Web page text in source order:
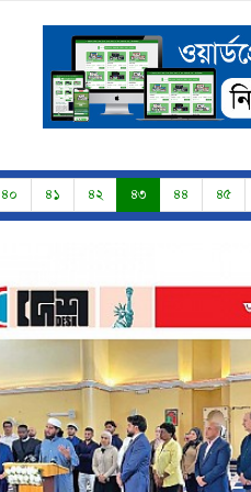
৪০ ৪১ ৪২ ৪৩ ৪৪ ৪৫